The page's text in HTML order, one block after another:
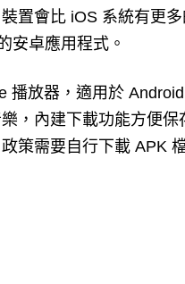
置會比 iOS 系統有更
安卓應用程式。
播放器，適用於
，內建下載功能方便
策需要自行下載 APK